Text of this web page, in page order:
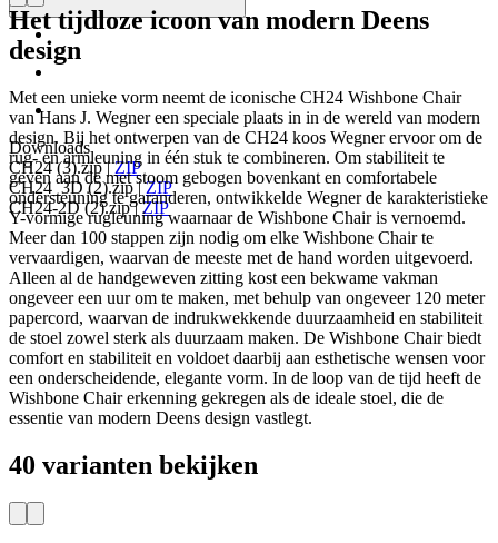
Downloads
CH24 (3).zip|ZIP
CH24_3D (2).zip|ZIP
CH24-2D (2).zip|ZIP
Het tijdloze icoon van modern Deens
design
Met een unieke vorm neemt de iconische CH24 Wishbone Chair
van Hans J. Wegner een speciale plaats in in de wereld van modern
design. Bij het ontwerpen van de CH24 koos Wegner ervoor om de
rug- en armleuning in één stuk te combineren. Om stabiliteit te
geven aan de met stoom gebogen bovenkant en comfortabele
ondersteuning te garanderen, ontwikkelde Wegner de karakteristieke
Y-vormige rugleuning waarnaar de Wishbone Chair is vernoemd.
Meer dan 100 stappen zijn nodig om elke Wishbone Chair te
vervaardigen, waarvan de meeste met de hand worden uitgevoerd.
Alleen al de handgeweven zitting kost een bekwame vakman
ongeveer een uur om te maken, met behulp van ongeveer 120 meter
papercord, waarvan de indrukwekkende duurzaamheid en stabiliteit
de stoel zowel sterk als duurzaam maken. De Wishbone Chair biedt
comfort en stabiliteit en voldoet daarbij aan esthetische wensen voor
een onderscheidende, elegante vorm. In de loop van de tijd heeft de
Wishbone Chair erkenning gekregen als de ideale stoel, die de
essentie van modern Deens design vastlegt.
40 varianten bekijken